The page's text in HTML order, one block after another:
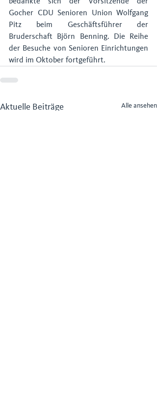
Gocher CDU Senioren Union Wolfgang
Pitz beim Geschäftsführer der
Bruderschaft Björn Benning. Die Reihe
der Besuche von Senioren Einrichtungen
wird im Oktober fortgeführt.
Aktuelle Beiträge Alle ansehen